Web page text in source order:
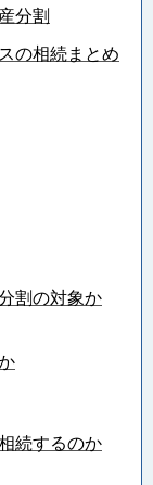
分割
の相続まとめ
割の対象か
続するのか